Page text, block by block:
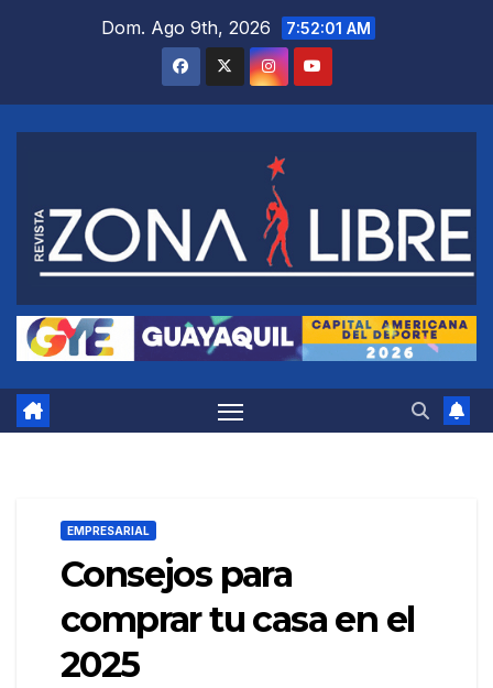
Dom. Ago 9th, 2026 7:52:02 AM
EMPRESARIAL
Consejos para
comprar tu casa en el
2025